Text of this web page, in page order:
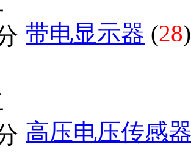
带电显示器 (28)
高压电压传感